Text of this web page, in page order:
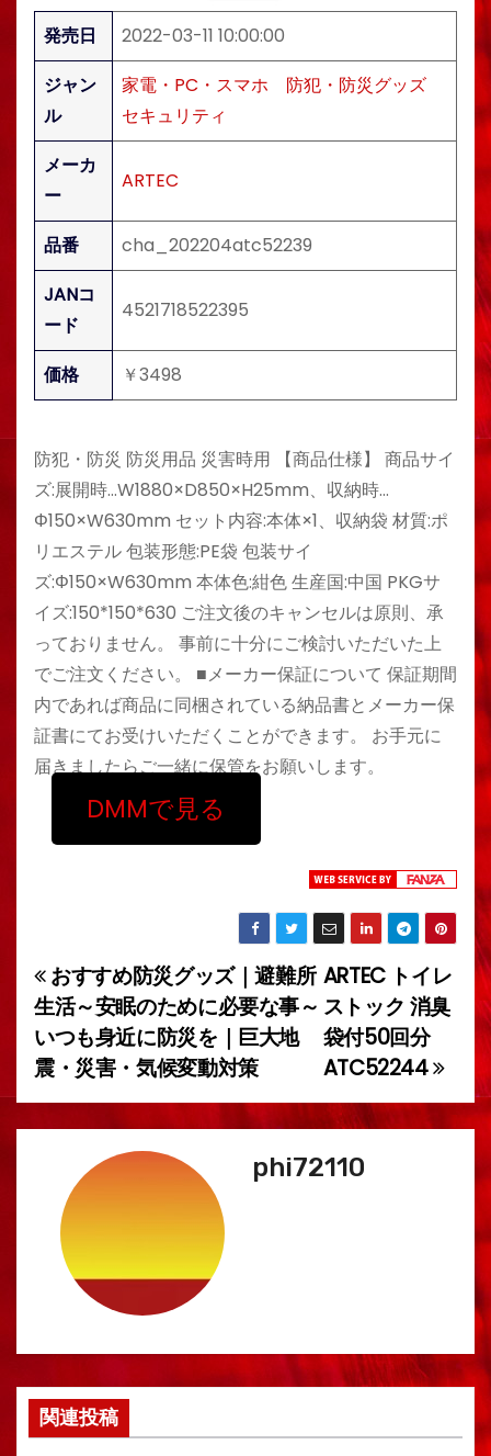
発売日
2022-03-11 10:00:00
ジャン
ル
家電・PC・スマホ
防犯・防災グッズ
セキュリティ
メーカ
ー
ARTEC
品番
cha_202204atc52239
JANコ
ード
4521718522395
価格 ￥3498
防犯・防災 防災用品 災害時用 【商品仕様】 商品サイ
ズ:展開時…W1880×D850×H25mm、収納時…
Φ150×W630mm セット内容:本体×1、収納袋 材質:ポ
リエステル 包装形態:PE袋 包装サイ
ズ:Φ150×W630mm 本体色:紺色 生産国:中国 PKGサ
イズ:150*150*630 ご注文後のキャンセルは原則、承
っておりません。 事前に十分にご検討いただいた上
でご注文ください。 ■メーカー保証について 保証期間
内であれば商品に同梱されている納品書とメーカー保
証書にてお受けいただくことができます。 お手元に
届きましたらご一緒に保管をお願いします。
DMMで見る
投
稿
ナ
ビ
ー
シ
ン
ARTEC トイレ
ストック 消臭
袋付50回分
ATC52244
おすすめ防災グッズ｜避難所
生活～安眠のために必要な事～
いつも身近に防災を｜巨大地
震・災害・気候変動対策
phi72110
関連投稿